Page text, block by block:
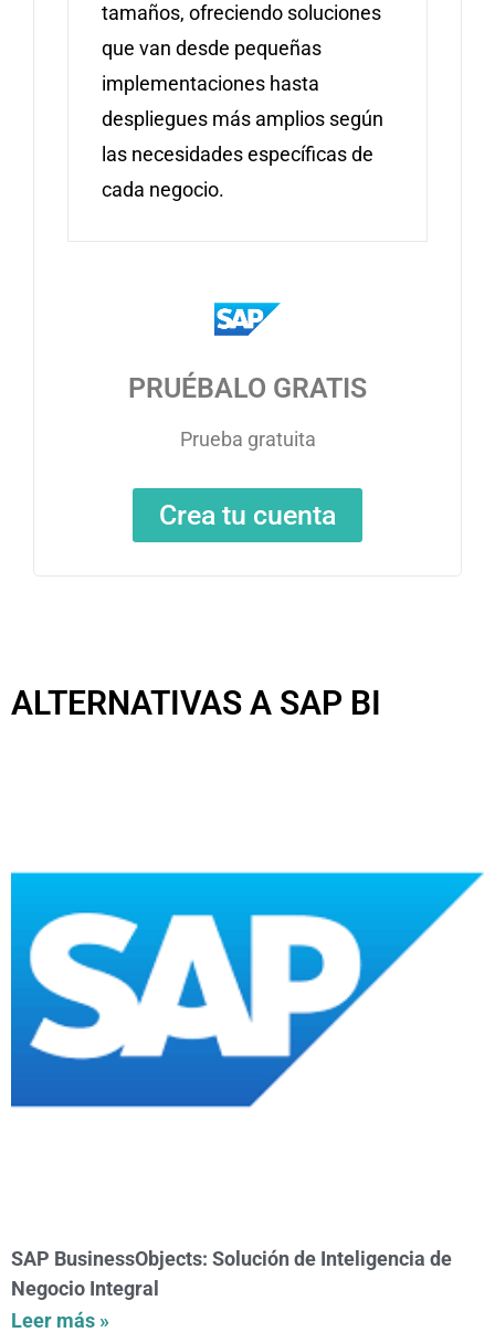
tamaños, ofreciendo soluciones
que van desde pequeñas
implementaciones hasta
despliegues más amplios según
las necesidades específicas de
cada negocio.
PRUÉBALO GRATIS
Prueba gratuita
Crea tu cuenta
ALTERNATIVAS A SAP BI
SAP BusinessObjects: Solución de Inteligencia de
Negocio Integral
Leer más »